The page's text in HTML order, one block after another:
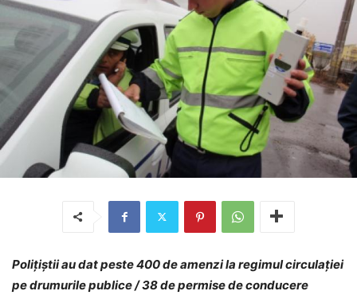
Poliţiştii au dat peste 400 de amenzi la regimul circulaţiei
pe drumurile publice / 38 de permise de conducere